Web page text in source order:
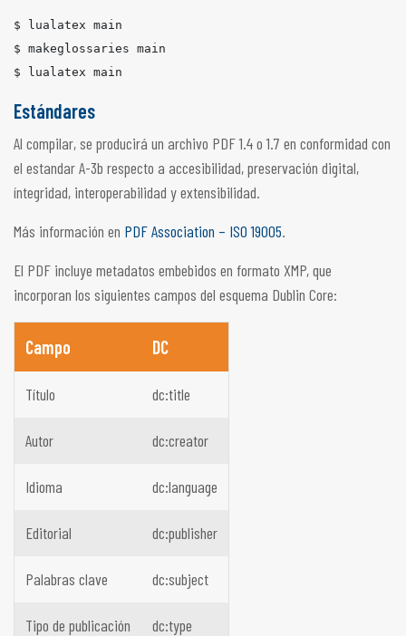
$ lualatex main
$ makeglossaries main
Estándares
Al compilar, se producirá un archivo PDF 1.4 o 1.7 en conformidad con
el estandar A-3b respecto a accesibilidad, preservación digital,
íntegridad, interoperabilidad y extensibilidad.
Más información en PDF Association – ISO 19005.
El PDF incluye metadatos embebidos en formato XMP, que
incorporan los siguientes campos del esquema Dublin Core:
Campo DC
Título dc:title
Autor dc:creator
Idioma dc:language
Editorial dc:publisher
Palabras clave dc:subject
Tipo de publicación dc:type